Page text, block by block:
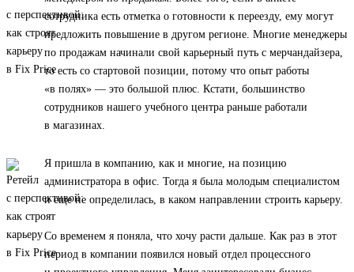
сотрудника есть отметка о готовности к переезду, ему могут
предложить повышение в другом регионе. Многие менеджеры
по продажам начинали свой карьерный путь с мерчандайзера,
то есть со стартовой позиции, потому что опыт работы
«в полях» — это большой плюс. Кстати, большинство
сотрудников нашего учебного центра раньше работали
в магазинах.
Я пришла в компанию, как и многие, на позицию
администратора в офис. Тогда я была молодым специалистом
и еще не определилась, в каком направлении строить карьеру.
Со временем я поняла, что хочу расти дальше. Как раз в этот
период в компании появился новый отдел процессного